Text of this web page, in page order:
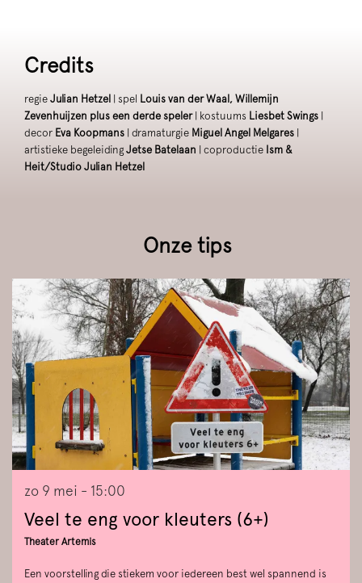
Credits
regie Julian Hetzel | spel Louis van der Waal, Willemijn
Zevenhuijzen plus een derde speler| kostuums Liesbet Swings |
decor Eva Koopmans | dramaturgie Miguel Angel Melgares |
artistieke begeleiding Jetse Batelaan | coproductie Ism &
Heit/Studio Julian Hetzel
Onze tips
Veel te eng voor kleuters (6+)
Theater Artemis
Een voorstelling die stiekem voor iedereen best wel spannend is
zo 9 mei - 15:00